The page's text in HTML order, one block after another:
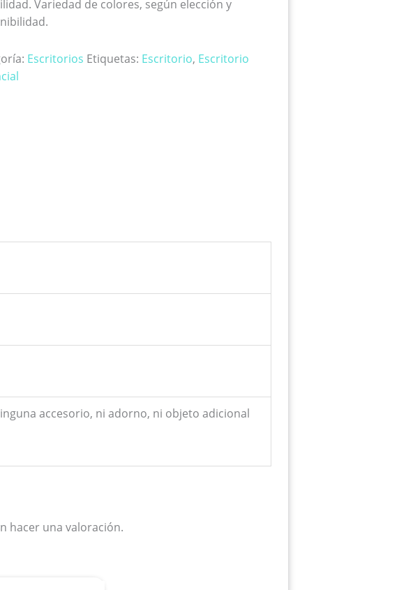
Variedad de colores, según elección y
Escritorios Etiquetas: Escritorio, Escritorio
accesorio, ni adorno, ni objeto adicional
hacer una valoración.